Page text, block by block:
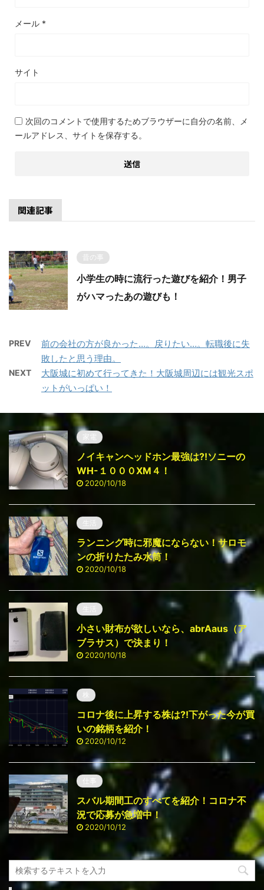
メール *
サイト
次回のコメントで使用するためブラウザーに自分の名前、メ
ールアドレス、サイトを保存する。
関連記事
昔の事
小学生の時に流行った遊びを紹介！男子
がハマったあの遊びも！
PREV
前の会社の方が良かった…。戻りたい…。転職後に失
敗したと思う理由。
NEXT
大阪城に初めて行ってきた！大阪城周辺には観光スポ
ットがいっぱい！
家電
ノイキャンヘッドホン最強は⁈ソニーの
WH-１０００ⅩM４！
2020/10/18
生活
ランニング時に邪魔にならない！サロモ
ンの折りたたみ水筒！
2020/10/18
生活
小さい財布が欲しいなら、abrAaus（ア
ブラサス）で決まり！
2020/10/18
株
コロナ後に上昇する株は⁈下がった今が買
いの銘柄を紹介！
2020/10/12
仕事
スバル期間工のすべてを紹介！コロナ不
況で応募が急増中！
2020/10/12